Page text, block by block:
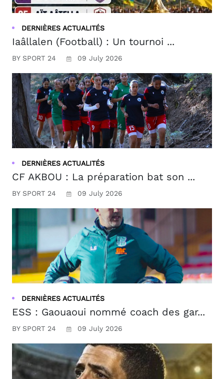
DERNIÈRES ACTUALITÉS
Iaâllalen (Football) : Un tournoi ...
BY SPORT 24 09 July 2026
DERNIÈRES ACTUALITÉS
CF AKBOU : La préparation bat son ...
BY SPORT 24 09 July 2026
DERNIÈRES ACTUALITÉS
ESS : Gaouaoui nommé coach des gar...
BY SPORT 24 09 July 2026